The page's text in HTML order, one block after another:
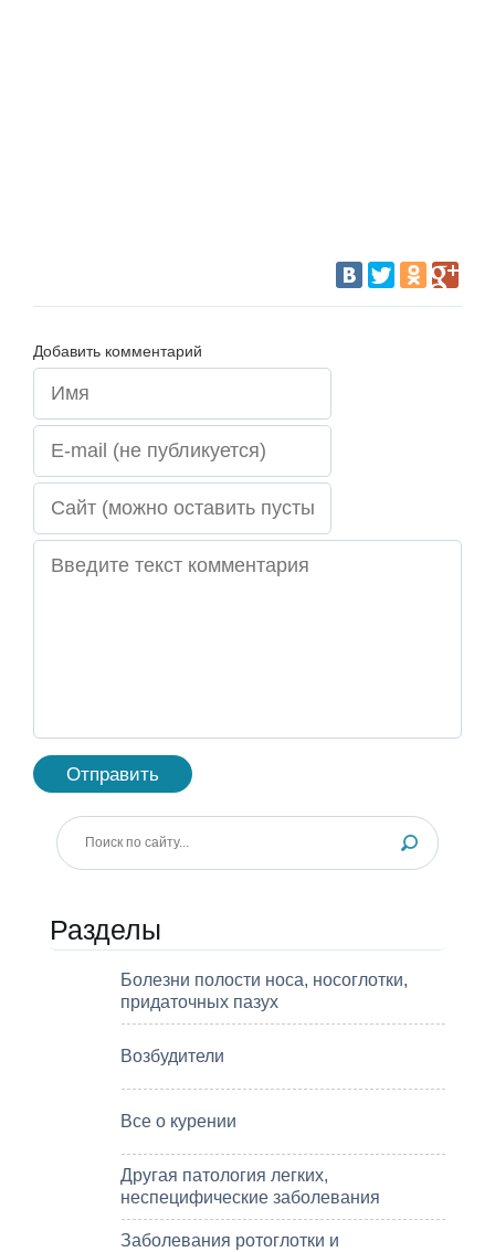
Добавить комментарий
Разделы
Болезни полости носа, носоглотки,
придаточных пазух
Возбудители
Все о курении
Другая патология легких,
неспецифические заболевания
Заболевания ротоглотки и